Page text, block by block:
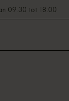
09:30 tot 18:00